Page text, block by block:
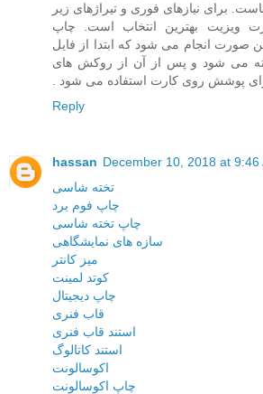
برای ‏نیازهای فوری و تیراژهای زیر
کارت ویزیت بهترین انتخاب است. چاپ
صورت انجام می شود که ابتدا از فایل
می شود و پس از آن از ‏روکش های
پوشش روی کارت استفاده می شود .‏
Reply
hassan December 10, 2018 at 9:46
تخته شاسی
چاپ فوم برد
چاپ تخته شاسی
سازه های نمایشگاهی
میز کانتر
کوتد لمینت
چاپ دیجیتال
قاب فنری
استند قاب فنری
استند کاتالوگ
اکوسالونت
چاپ اکوسالونت